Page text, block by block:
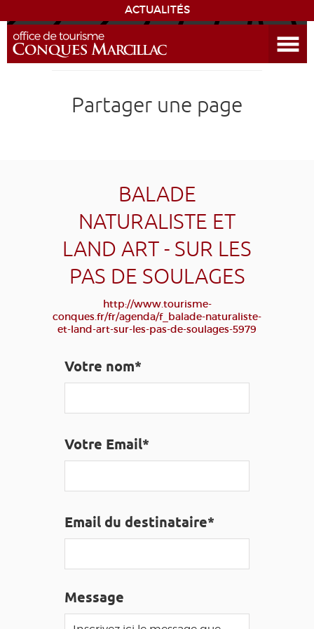
ACTUALITÉS
ENVIEDE...
DÉCOUVRIR LA DESTINATION
AGENDA
VENIR
EDUCATIF GR 65 GROUPES PRESSE
MA SÉLECTION
Partager une page
BALADE
NATURALISTE ET
LAND ART - SUR LES
PAS DE SOULAGES
http://www.tourisme-
conques.fr/fr/agenda/f_balade-naturaliste-
et-land-art-sur-les-pas-de-soulages-5979
Votre nom*
Votre Email*
Email du destinataire*
Message